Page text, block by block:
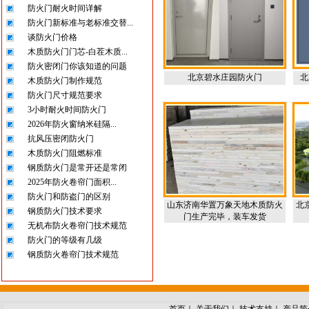
防火门耐火时间详解
防火门新标准与老标准交替...
谈防火门价格
木质防火门门芯-白茬木质...
防火密闭门你该知道的问题
木质防火门制作规范
防火门尺寸规范要求
3小时耐火时间防火门
2026年防火窗纳米硅隔...
抗风压密闭防火门
木质防火门阻燃标准
钢质防火门是常开还是常闭
2025年防火卷帘门面积...
防火门和防盗门的区别
钢质防火门技术要求
无机布防火卷帘门技术规范
防火门的等级有几级
钢质防火卷帘门技术规范
北京碧水庄园防火门
山东济南华置万象天地木质防火
门生产完毕，装车发货
北